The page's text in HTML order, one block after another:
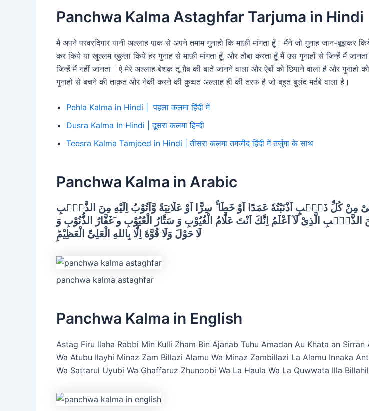
Panchwa Kalma Astaghfar Tarjuma in Hindi
मै अपने परवरदिगार यानी अल्लाह पाक से अपने तमाम गुनाहो कि माफ़ी मांगता हूँ। मैंने जो गुनाह जान-बूझकर
कर किये या खुल्लम खुल्ला किये हर गुनाह से माफ़ी मांगता हूँ, और तौबा करता हूँ मैं उस गुनाहों से जिन्हें मैं
जिन्हें मैं नहीं जानता। ऐ मेरे अल्लाह बेशक़ तू ग़ैब की बाते जानने वाला और ऐबों को छिपाने वाला है और गुनाहो
गुनाहो से बचने की ताक़त और नेकी करने की क़ुव्वत अल्लाह ही की तरफ है जो बहुत बुलंद मर्तबे वाला है।
Pehla Kalma in Hindi | पहला कलमा हिंदी में
Dusra Kalma In Hindi | दूसरा कलमा हिन्दी
Teesra Kalma Tamjeed in Hindi | तीसरा कलमा तमजीद हिंदी में तर्जुमा के साथ
Panchwa Kalma in Arabic
مِنْ كُلِّ ذَنْۢبٍ اَذْنَبْتُهٗ عَمَدًا اَوْ خَطَا ًٔ سِرًّا اَوْ عَلَانِيَةً وَّاَتُوْبُ اِلَيْهِ مِنَ الذَّنْۢبِ
الذَّنْۢبِ الَّذِىْ لَآ اَعْلَمُ اِنَّكَ اَنْتَ عَلَّامُ الْغُيُوْبِ وَ سَتَّارُ الْعُيُوْبِ و َغَفَّارُ الذُّنُوْبِ وَ
لَا حَوْلَ وَلَا قُوَّةَ اِلَّا بِاللهِ الْعَلِىِّ الْعَظِيْمِؕ
panchwa kalma astaghfar
Panchwa Kalma in English
Astag Firu llaha Rabbi Min Kulli Zham Bin Ajanab Tuhu Amadan Au Khata an Sirran
Wa Atubu Ilayhi Minaz Zam Billazi Alamu Wa Minaz Zambillazi La Alamu Innaka
Wa Sattarul Uyubi Wa Ghaffaruz Zhunoobi Wa La Haula Wa La Quwwata Illa